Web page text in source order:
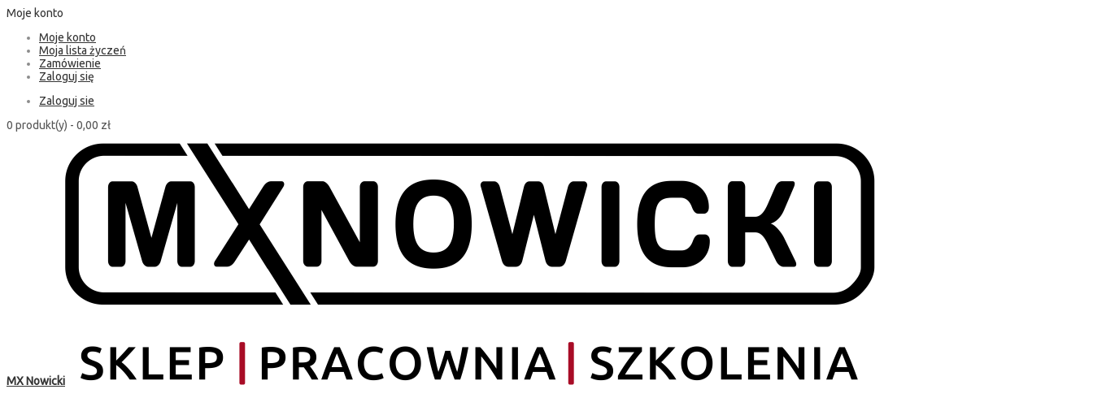
Moje konto
Moje konto
Moja lista życzeń
Zamówienie
Zaloguj się
Zaloguj sie
0 produkt(y) - 0,00 zł
MX Nowicki